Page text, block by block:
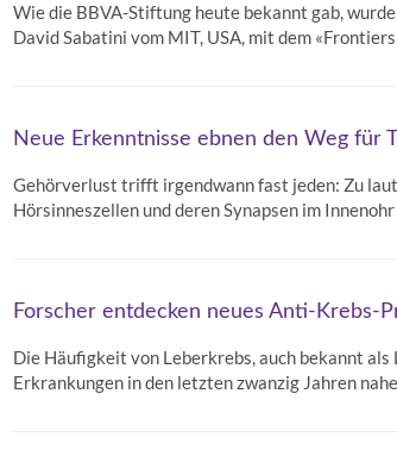
Wie die BBVA-Stiftung heute bekannt gab,
David Sabatini vom MIT, USA, mit dem
Neue Erkenntnisse ebnen den Weg für
Gehörverlust trifft irgendwann fast jeden: Zu
Hörsinneszellen und deren Synapsen im
Forscher entdecken neues Anti-Krebs-
Die Häufigkeit von Leberkrebs, auch bekannt
Erkrankungen in den letzten zwanzig Jahren